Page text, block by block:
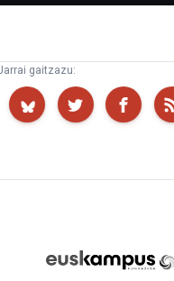
gaitzazu: